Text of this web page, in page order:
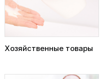
Хозяйственные товары